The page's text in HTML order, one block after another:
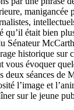
qu’il était bien
Sénateur
historique
vous évoquer
deux séances
l’image et
sur le jeune